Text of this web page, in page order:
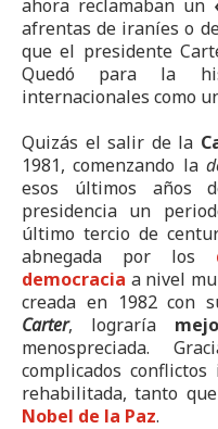
ahora reclamaban un
afrentas de iraníes o
que el presidente
Quedó para la
internacionales como
Quizás el salir de la
1981, comenzando la
esos últimos años
presidencia un
último tercio de
abnegada por los
democracia a nivel
creada en 1982 con
Carter, lograría
menospreciada.
complicados
rehabilitada, tanto
Nobel de la Paz.